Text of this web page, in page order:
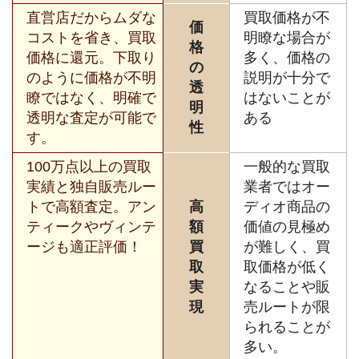
直営店だからムダな
コストを省き、買取
価格に還元。下取り
のように価格が不明
瞭ではなく、明確で
透明な査定が可能で
す。
価
格
の
透
明
性
買取価格が不
明瞭な場合が
多く、価格の
説明が十分で
はないことが
ある
100万点以上の買取
実績と独自販売ルー
トで高額査定。アン
ティークやヴィンテ
ージも適正評価！
高
額
買
取
実
現
一般的な買取
業者ではオー
ディオ商品の
価値の見極め
が難しく、買
取価格が低く
なることや販
売ルートが限
られることが
多い。